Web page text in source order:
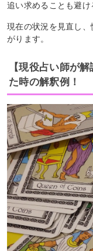
追い求めることも避け
現在の状況を見直し
がります。
【現役占い師が
た時の解釈例！